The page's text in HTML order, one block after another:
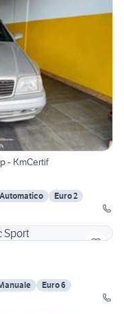
- KmCertif
Automatico
Euro 2
Euro 6